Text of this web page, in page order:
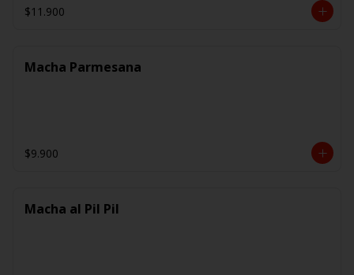
$11.900
Macha Parmesana
$9.900
Macha al Pil Pil